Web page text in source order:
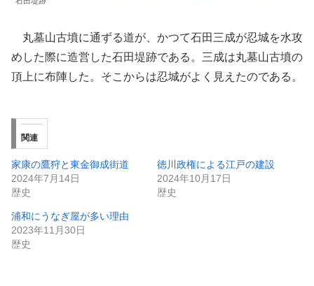
丸墓山古墳に通ずる道が、かつて石田三成が忍城を水攻
めした際に造営した石田堤跡である。三成は丸墓山古墳の
頂上に布陣した。そこからは忍城がよく見えたのである。
関連
家康の鷹狩と東金御成街道
2024年7月14日
歴史
徳川政権による江戸の建設
2024年10月17日
歴史
浦和にうなぎ屋が多い理由
2023年11月30日
歴史